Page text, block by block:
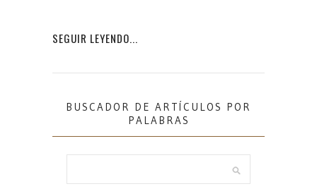
SEGUIR LEYENDO...
BUSCADOR DE ARTÍCULOS POR
PALABRAS